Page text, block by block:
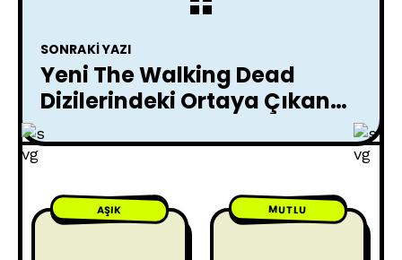
SONRAKI YAZI
Yeni The Walking Dead
Dizilerindeki Ortaya Çıkan
Sorunlar !
AŞIK MUTLU